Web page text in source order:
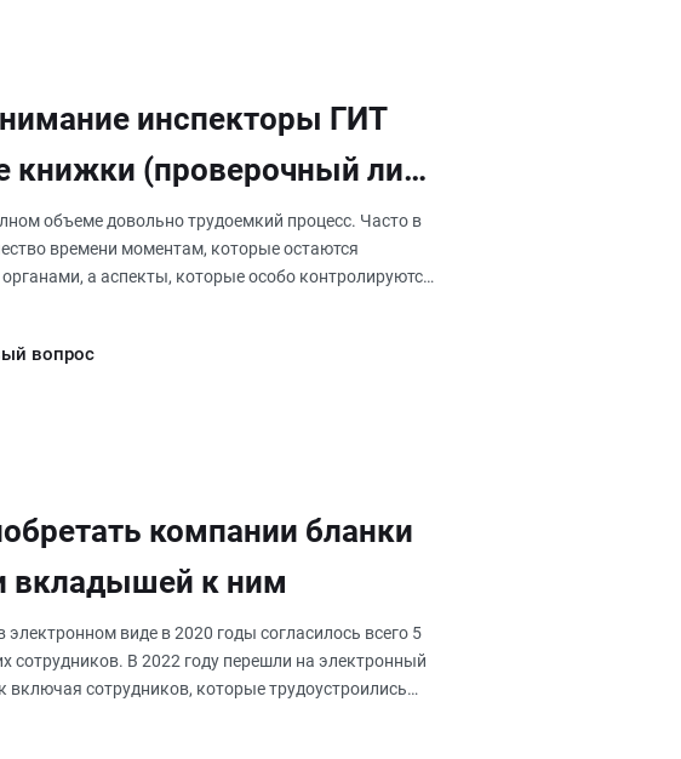
инспекторы ГИТ
книжки (проверочный лист
объеме довольно трудоемкий процесс. Часто в
времени моментам, которые остаются
а аспекты, которые особо контролируются
вопрос
компании бланки
вкладышей к ним
электронном виде в 2020 годы согласилось всего 5
сотрудников. В 2022 году перешли на электронный
сотрудников, которые трудоустроились